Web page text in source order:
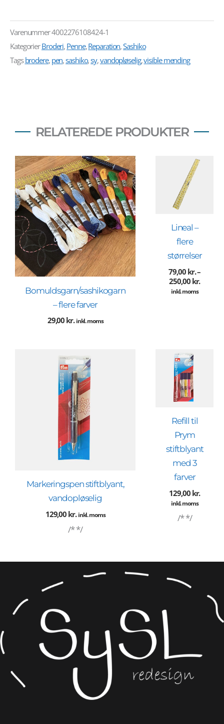
Varenummer4002276108424-1
Kategorier Broderi, Penne,Reparation,Sashiko
Tags brodere, pen,sashiko,sy,vandopløselig,visible mending
RELATEREDE PRODUKTER
Bomuldsgarn/sashikogarn
– flere farver
29,00 kr. inkl. moms
Lineal –
flere
størrelser
79,00 kr.–
250,00 kr.
inkl. moms
Markeringspen stiftblyant,
vandopløselig
129,00 kr. inkl. moms
/* */
Refill til
Prym
stiftblyant
med 3
farver
129,00 kr.
inkl. moms
/* */